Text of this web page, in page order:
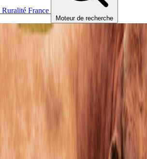
Ruralité France
Moteur de recherche